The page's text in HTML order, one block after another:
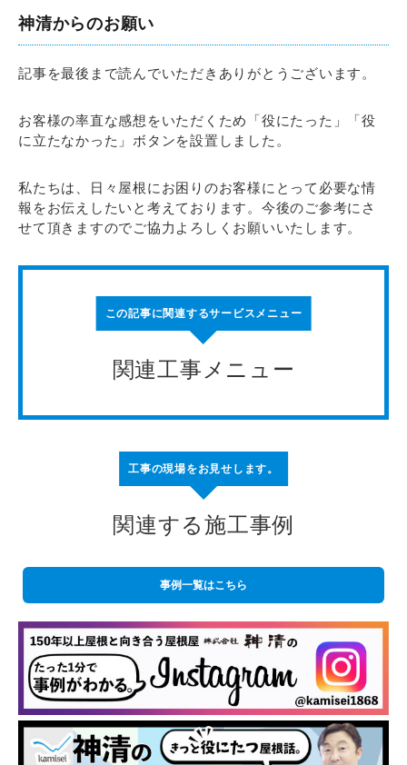
神清からのお願い
記事を最後まで読んでいただきありがとうございます。
お客様の率直な感想をいただくため「役にたった」「役
に立たなかった」ボタンを設置しました。
私たちは、日々屋根にお困りのお客様にとって必要な情
報をお伝えしたいと考えております。今後のご参考にさ
せて頂きますのでご協力よろしくお願いいたします。
この記事に関連するサービスメニュー
関連工事メニュー
工事の現場をお見せします。
関連する施工事例
事例一覧はこちら